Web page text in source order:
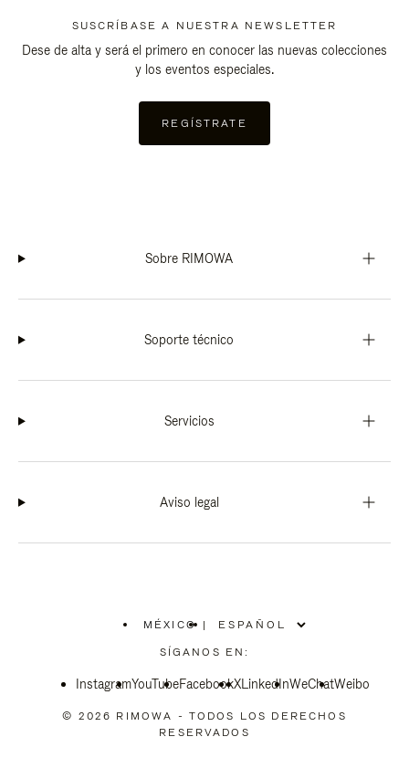
SUSCRÍBASE A NUESTRA NEWSLETTER
Dese de alta y será el primero en conocer las nuevas colecciones
y los eventos especiales.
REGÍSTRATE
Sobre RIMOWA
Soporte técnico
Servicios
Aviso legal
MÉXICO
ELIGE
LA
|
SÍGANOS EN:
InstagramYouTubeFacebookXLinkedInWeChatWeibo
© 2026 RIMOWA - TODOS LOS DERECHOS
RESERVADOS